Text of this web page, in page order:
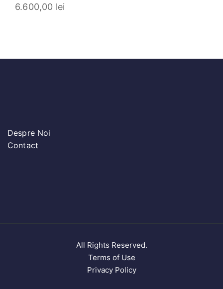
6.600,00 lei
Despre Noi
Contact
All Rights Reserved.
Terms of Use
Privacy Policy